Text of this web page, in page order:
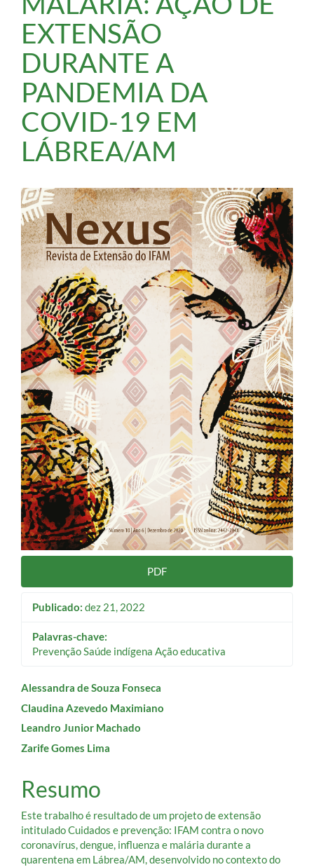
EXTENSÃO
DURANTE A
PANDEMIA DA
COVID-19 EM
LÁBREA/AM
Barra
lateral
de
artigos
PDF
Publicado: dez 21, 2022
Palavras-chave:
Prevenção Saúde indígena Ação educativa
Conteúdo
do
artigo
Alessandra de Souza Fonseca
Claudina Azevedo Maximiano
Leandro Junior Machado
Zarife Gomes Lima
Resumo
Este trabalho é resultado de um projeto de extensão
intitulado Cuidados e prevenção: IFAM contra o novo
coronavírus, dengue, influenza e malária durante a
quarentena em Lábrea/AM, desenvolvido no contexto do